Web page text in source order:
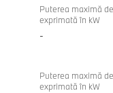
bidirecțională
420d
Gran
Coupe
Puterea maximă
exprimată în kW
-
Puterea maximă
exprimată în kW